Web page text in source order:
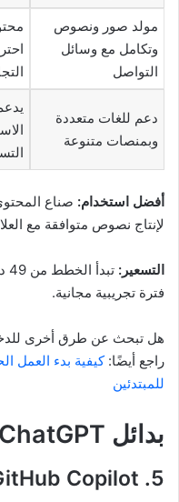
مولد صور ونصوص
وتكامل مع وسائل
التواصل
دعم للغات متعددة
وبمنصات متنوعة
أفضل استخدام: صناع
لإنتاج نصوص متوافقة مع
التسعير:
فترة تجريبية مجانية.
هل تبحث عن طرق أخرى
راجع أيضًا:
للمبتدئين
بدائل ChatGPT للبرمجة والمطورين
5. GitHub Copilot